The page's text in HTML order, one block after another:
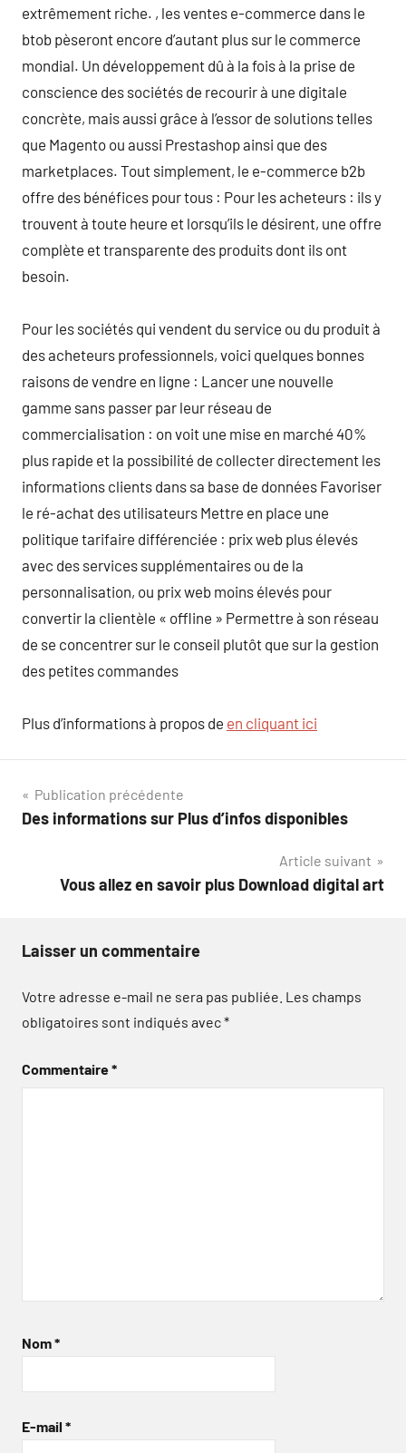
extrêmement riche. , les ventes e-commerce dans le
btob pèseront encore d’autant plus sur le commerce
mondial. Un développement dû à la fois à la prise de
conscience des sociétés de recourir à une digitale
concrète, mais aussi grâce à l’essor de solutions telles
que Magento ou aussi Prestashop ainsi que des
marketplaces. Tout simplement, le e-commerce b2b
offre des bénéfices pour tous : Pour les acheteurs : ils y
trouvent à toute heure et lorsqu’ils le désirent, une offre
complète et transparente des produits dont ils ont
besoin.
Pour les sociétés qui vendent du service ou du produit à
des acheteurs professionnels, voici quelques bonnes
raisons de vendre en ligne : Lancer une nouvelle
gamme sans passer par leur réseau de
commercialisation : on voit une mise en marché 40%
plus rapide et la possibilité de collecter directement les
informations clients dans sa base de données Favoriser
le ré-achat des utilisateurs Mettre en place une
politique tarifaire différenciée : prix web plus élevés
avec des services supplémentaires ou de la
personnalisation, ou prix web moins élevés pour
convertir la clientèle « offline » Permettre à son réseau
de se concentrer sur le conseil plutôt que sur la gestion
des petites commandes
Plus d’informations à propos de en cliquant ici
Navigation
de
Publication précédente
Des informations sur Plus d’infos disponibles
Article suivant
Vous allez en savoir plus Download digital art
Laisser un commentaire
Votre adresse e-mail ne sera pas publiée. Les champs
obligatoires sont indiqués avec*
Commentaire*
Nom*
E-mail *